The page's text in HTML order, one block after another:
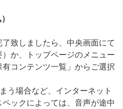
致しましたら、中央画面にて
か、トップページのメニュー
有コンテンツ一覧」からご選択
う場合など、インターネット
ックによっては、音声が途中